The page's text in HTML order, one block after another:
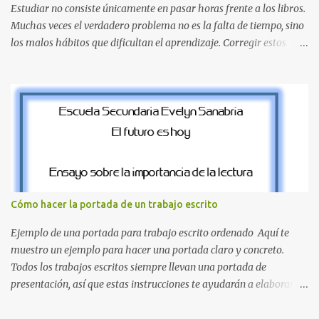
Estudiar no consiste únicamente en pasar horas frente a los libros.
Muchas veces el verdadero problema no es la falta de tiempo, sino
los malos hábitos que dificultan el aprendizaje. Corregir estos
exámenes, tareas y proyectos escolares. En esta guía descubrirás
cuáles son los errores más comunes al estudiar, por qué afectan tu
rendimiento y qué puedes hacer para evitarlos. Si eres estudiante
¿Por qué es importante identificar los errores al estudiar? Muchas
personas creen que estudiar durante varias horas garantiza
buenos resultados. Sin embargo, la calidad del estudio es mucho
más importante que la cantidad de tiempo invertido. Cuando
detectas y corrige...
Cómo hacer la portada de un trabajo escrito
Ejemplo de una portada para trabajo escrito ordenado Aquí te
muestro un ejemplo para hacer una portada claro y concreto.
Todos los trabajos escritos siempre llevan una portada de
presentación, así que estas instrucciones te ayudarán a elaborar